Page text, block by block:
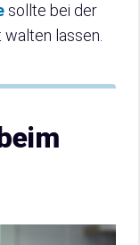
sollte bei der
lassen.